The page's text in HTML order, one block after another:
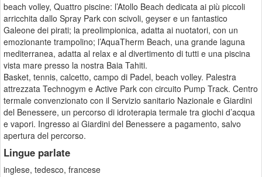
beach volley, Quattro piscine: l’Atollo Beach dedicata ai più piccoli
arricchita dallo Spray Park con scivoli, geyser e un fantastico
Galeone dei pirati; la preolimpionica, adatta ai nuotatori, con un
emozionante trampolino; l’AquaTherm Beach, una grande laguna
mediterranea, adatta al relax e al divertimento di tutti e una piscina
vista mare presso la nostra Baia Tahiti.
Basket, tennis, calcetto, campo di Padel, beach volley. Palestra
attrezzata Technogym e Active Park con circuito Pump Track. Centro
termale convenzionato con il Servizio sanitario Nazionale e Giardini
del Benessere, un percorso di idroterapia termale tra giochi d’acqua
e vapori. Ingresso ai Giardini del Benessere a pagamento, salvo
apertura del percorso.
Lingue parlate
inglese, tedesco, francese